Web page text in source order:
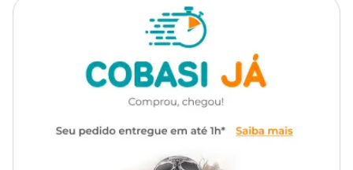
Unissex
Farinha de trigo, carne mecanicamente separada de frango, fígado
de frango, açúcar, gordura vegetal estabilizada, bicarbonato de
sódio, Aditivo antioxidante, aditivo prebiótico, propionato de cálcio,
vitaminas A, D3, E, K3, B1, B2, B6, B12 e B3, pantotenato de cálcio,
manganês, sulfato de zinco, iodato de cálcio e selenito de sódio.